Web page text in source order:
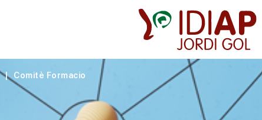
Comitè Formacio